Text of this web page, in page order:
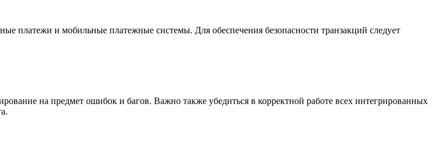
платежи и мобильные платежные системы. Для обеспечения безопасности транзакций следует
на предмет ошибок и багов. Важно также убедиться в корректной работе всех интегрированных